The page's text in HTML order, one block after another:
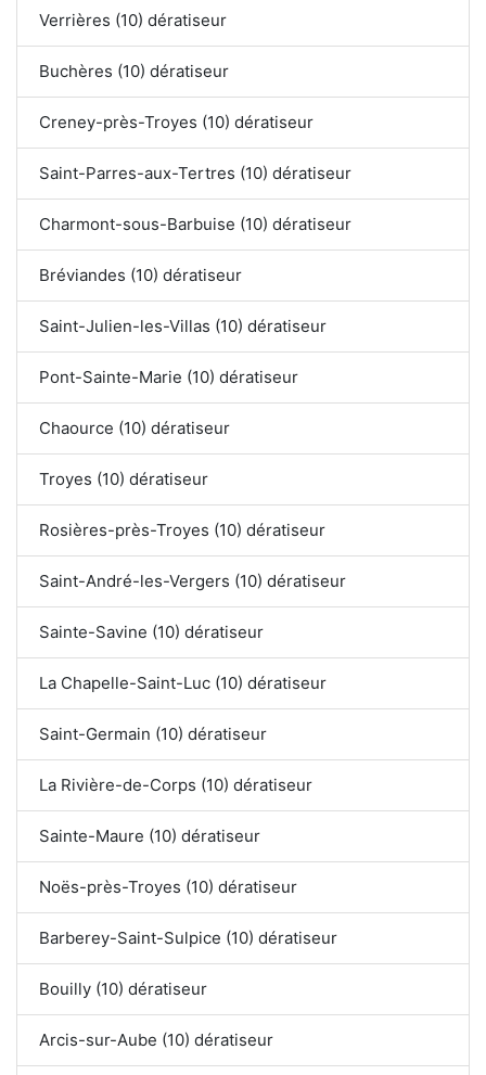
Verrières (10) dératiseur
Buchères (10) dératiseur
Creney-près-Troyes (10) dératiseur
Saint-Parres-aux-Tertres (10) dératiseur
Charmont-sous-Barbuise (10) dératiseur
Bréviandes (10) dératiseur
Saint-Julien-les-Villas (10) dératiseur
Pont-Sainte-Marie (10) dératiseur
Chaource (10) dératiseur
Troyes (10) dératiseur
Rosières-près-Troyes (10) dératiseur
Saint-André-les-Vergers (10) dératiseur
Sainte-Savine (10) dératiseur
La Chapelle-Saint-Luc (10) dératiseur
Saint-Germain (10) dératiseur
La Rivière-de-Corps (10) dératiseur
Sainte-Maure (10) dératiseur
Noës-près-Troyes (10) dératiseur
Barberey-Saint-Sulpice (10) dératiseur
Bouilly (10) dératiseur
Arcis-sur-Aube (10) dératiseur